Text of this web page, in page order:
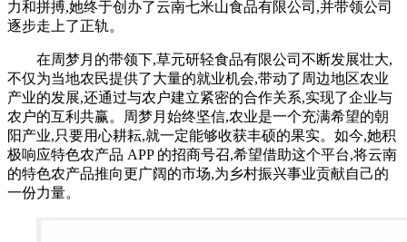
力和拼搏,她终于创办了云南七米山食品有限公司,并带领公司
逐步走上了正轨。
在周梦月的带领下,草元研轻食品有限公司不断发展壮大,
不仅为当地农民提供了大量的就业机会,带动了周边地区农业
产业的发展,还通过与农户建立紧密的合作关系,实现了企业与
农户的互利共赢。周梦月始终坚信,农业是一个充满希望的朝
阳产业,只要用心耕耘,就一定能够收获丰硕的果实。如今,她积
极响应特色农产品 APP 的招商号召,希望借助这个平台,将云南
的特色农产品推向更广阔的市场,为乡村振兴事业贡献自己的
一份力量。